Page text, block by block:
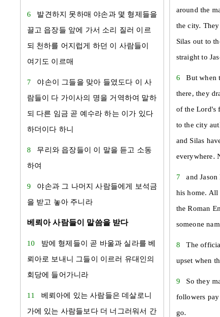
6 발견하지 못하매 야손과 몇 형제들을
끌고 읍장들 앞에 가서 소리 질러 이르
되 천하를 어지럽게 하던 이 사람들이
여기도 이르매
7 야손이 그들을 맞아 들였도다 이 사
람들이 다 가이사의 명을 거역하여 말하
되 다른 임금 곧 예수라 하는 이가 있다
하더이다 하니
8 무리와 읍장들이 이 말을 듣고 소동
하여
9 야손과 그 나머지 사람들에게 보석금
을 받고 놓아 주니라
베뢰아 사람들이 말씀을 받다
10 밤에 형제들이 곧 바울과 실라를베
뢰아로 보내니 그들이 이르러 유대 인의
회당에 들어가니라
11 베뢰아에 있는 사람들은데살로니
가에 있는 사람들보다 더 너그러워서 간
around the
the city.
Silas out to
straight to
6But when
there, they
of the Lord's
to the city
and Silas
everywhere.
7and
his home. All
the Roman
someone
8The
upset when
9 So they
followers
go.